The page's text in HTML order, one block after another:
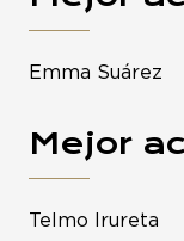
Emma Suárez
Mejor
Telmo Irureta